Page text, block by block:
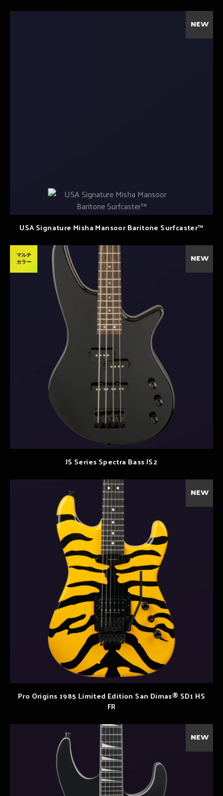
NEW
USA Signature Misha Mansoor Baritone Surfcaster™
マルチ
カラー NEW
JS Series Spectra Bass JS2
NEW
Pro Origins 1985 Limited Edition San Dimas® SD1 HS
FR
NEW